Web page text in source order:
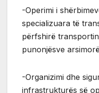
-Operimi i
specializuara të
përfshirë
punonjësve
-Organizimi dhe
infrastrukturës së